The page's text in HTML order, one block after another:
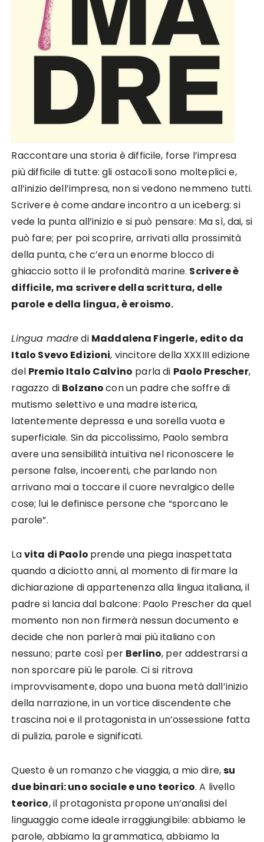
Raccontare una storia è difficile, forse l’impresa
più difficile di tutte: gli ostacoli sono molteplici e,
all’inizio dell’impresa, non si vedono nemmeno tutti.
Scrivere è come andare incontro a un iceberg: si
vede la punta all’inizio e si può pensare: Ma sì, dai, si
può fare; per poi scoprire, arrivati alla prossimità
della punta, che c’era un enorme blocco di
ghiaccio sotto il le profondità marine. Scrivere è
difficile, ma scrivere della scrittura, delle
parole e della lingua, è eroismo.
Lingua madredi Maddalena Fingerle, edito da
Italo Svevo Edizioni, vincitore della XXXIII edizione
del Premio Italo Calvino parla di Paolo Prescher,
ragazzo di Bolzanocon un padre che soffre di
mutismo selettivo e una madre isterica,
latentemente depressa e una sorella vuota e
superficiale. Sin da piccolissimo, Paolo sembra
avere una sensibilità intuitiva nel riconoscere le
persone false, incoerenti, che parlando non
arrivano mai a toccare il cuore nevralgico delle
cose; lui le definisce persone che “sporcano le
parole”.
Lavita di Paolo prende una piega inaspettata
quando a diciotto anni, al momento di firmare la
dichiarazione di appartenenza alla lingua italiana, il
padre si lancia dal balcone: Paolo Prescher da quel
momento non non firmerà nessun documento e
decide che non parlerà mai più italiano con
nessuno; parte così per Berlino, per addestrarsi a
non sporcare più le parole. Ci si ritrova
improvvisamente, dopo una buona metà dall’inizio
della narrazione, in un vortice discendente che
trascina noi e il protagonista in un’ossessione fatta
di pulizia, parole e significati.
Questo è un romanzo che viaggia, a mio dire,su
due binari: uno sociale e uno teorico. A livello
teorico, il protagonista propone un’analisi del
linguaggio come ideale irraggiungibile: abbiamo le
parole, abbiamo la grammatica, abbiamo la